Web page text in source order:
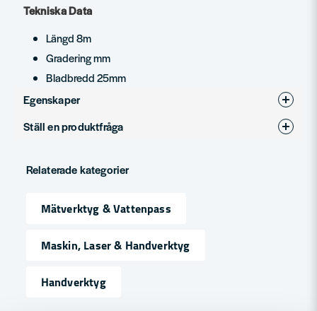
Tekniska Data
Längd 8m
Gradering mm
Bladbredd 25mm
Egenskaper
Produkttyp
Ställ en produktfråga
Fråga oss något om denna produkten...
Namn
email
Relaterade kategorier
Mätverktyg & Vattenpass
Maskin, Laser & Handverktyg
Handverktyg